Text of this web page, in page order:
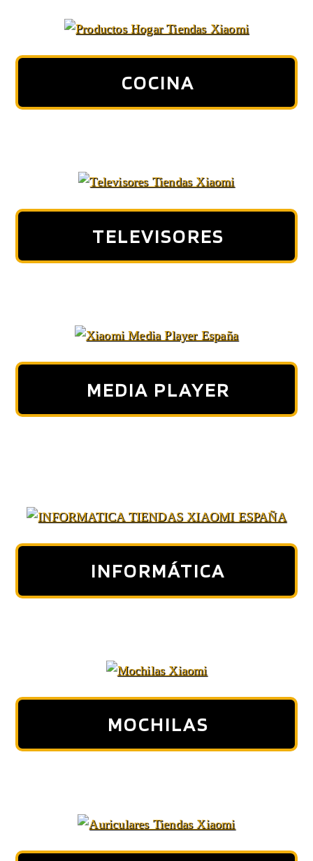
COCINA
TELEVISORES
MEDIA PLAYER
INFORMÁTICA
MOCHILAS